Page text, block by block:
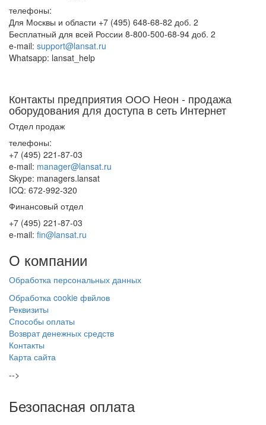
телефоны:
Для Москвы и области +7 (495) 648-68-82 доб. 2
Бесплатный для всей России 8-800-500-68-94 доб. 2
e-mail: support@lansat.ru
Whatsapp: lansat_help
Контакты предприятия ООО Неон - продажа
оборудования для доступа в сеть Интернет
Отдел продаж
телефоны:
+7 (495) 221-87-03
e-mail: manager@lansat.ru
Skype: managers.lansat
ICQ: 672-992-320
Финансовый отдел
+7 (495) 221-87-03
e-mail: fin@lansat.ru
О компании
Обработка персональных данных
Обработка cookie фвйлов
Реквизиты
Способы оплаты
Возврат денежных средств
Контакты
Карта сайта
-->
Безопасная оплата